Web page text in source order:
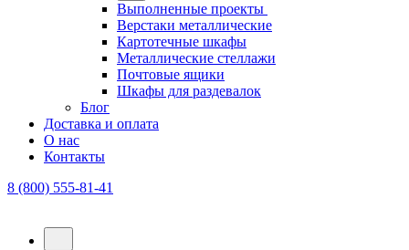
Выполненные проекты
Верстаки металлические
Картотечные шкафы
Металлические стеллажи
Почтовые ящики
Шкафы для раздевалок
Блог
Доставка и оплата
О нас
Контакты
8 (800) 555-81-41